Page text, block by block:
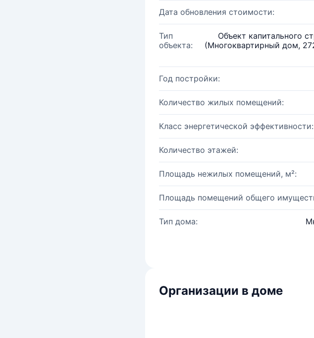
Дата обновления стоимости:
Тип
объекта:
Объект капитального
(Многоквартирный дом,
Год постройки:
Количество жилых помещений:
Класс энергетической эффективности:
Количество этажей:
Площадь нежилых помещений, м²:
Площадь помещений общего
Тип дома:
Организации в доме